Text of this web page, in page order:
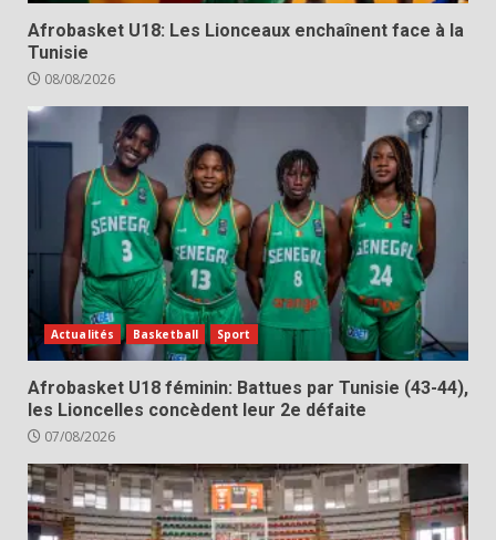
Afrobasket U18: Les Lionceaux enchaînent face à la
Tunisie
08/08/2026
Actualités Basketball Sport
Afrobasket U18 féminin: Battues par Tunisie (43-44),
les Lioncelles concèdent leur 2e défaite
07/08/2026